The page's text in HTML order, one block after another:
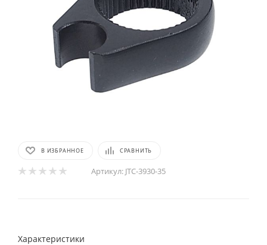
В ИЗБРАННОЕ СРАВНИТЬ
Артикул: JTC-3930-35
Характеристики